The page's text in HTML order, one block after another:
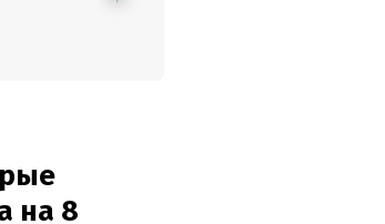
на 8